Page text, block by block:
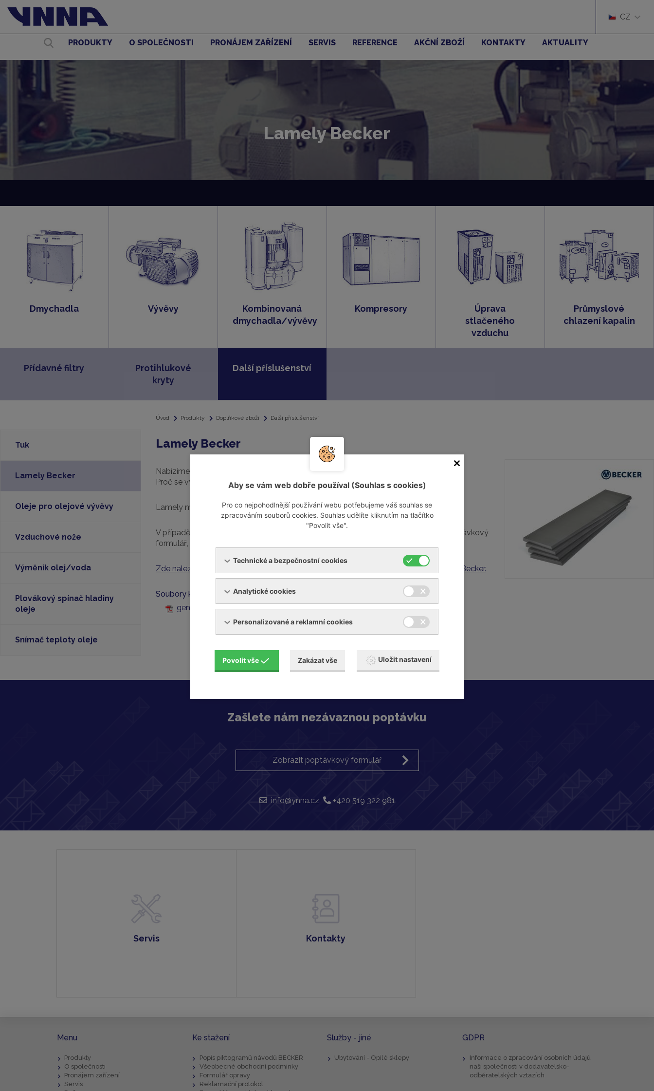
CZ
PRODUKTY O SPOLEČNOSTI PRONÁJEM ZAŘÍZENÍ SERVIS REFERENCE AKČNÍ ZBOŽÍ KONTAKTY AKTUALITY
Lamely Becker
Dmychadla Vývěvy
Kombinovaná
dmychadla/vývěvy
Kompresory
Úprava
stlačeného
vzduchu
Průmyslové
chlazení kapalin
Přídavné filtry
Protihlukové
kryty
Další příslušenství
Úvod Produkty Doplňkové zboží Další příslušenství
Lamely Becker
Nabízíme kvalitní originální lamely Becker.
Proč se vyplatí používat originální lamely Becker naleznetezde.
Lamely máme skladem a jsou připraveny k okamžité expedici.
V případě poptávky po originálních lamelách Becker nás prosím kontaktujte skrz poptávkový
formulář, mailem nebo telefonicky.
Zde naleznete více informací to tom, proč se vyplatí investovat do originálních lamel Becker.
Soubory ke stažení
genuine-vanes-cs-4793c-c24a3.pdf [PDF, 361,4 KB]
Tuk
Lamely Becker
Oleje pro olejové vývěvy
Vzduchové nože
Výměník olej/voda
Plovákový spínač hladiny
oleje
Snímač teploty oleje
Zašlete nám nezávaznou poptávku
Zobrazit poptávkový formulář
info@ynna.cz +420 519 322 981
Servis Kontakty
Menu
Produkty
O společnosti
Pronájem zařízení
Servis
Ke stažení
Popis piktogramů návodů BECKER
Všeobecné obchodní podmínky
Formulář opravy
Reklamační protokol
Služby - jiné
Ubytování - Opilé sklepy
GDPR
Informace o zpracování osobních údajů
naší společností v dodavatelsko-
odběratelských vztazích
Aby se vám web dobře používal (Souhlas s cookies)
Pro co nejpohodlnější používání webu potřebujeme váš souhlas se
zpracováním souborů cookies. Souhlas udělíte kliknutím na tlačítko
"Povolit vše".
Technické a bezpečnostní cookies
Analytické cookies
Personalizované a reklamní cookies
Povolit vše Zakázat vše Uložit nastavení